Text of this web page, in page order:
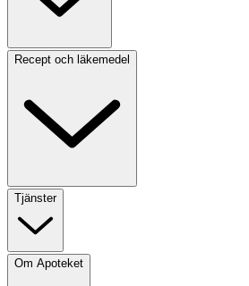
Recept och läkemedel
Tjänster
Om Apoteket